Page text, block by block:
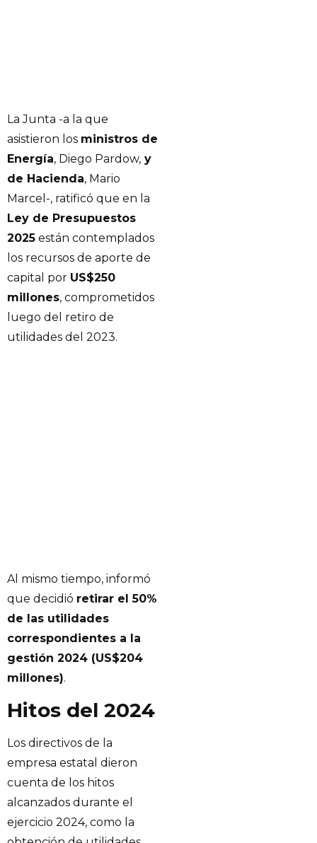
La Junta -a la que
asistieron los ministros de
Energía, Diego Pardow, y
de Hacienda, Mario
Marcel-, ratificó que en la
Ley de Presupuestos
2025 están contemplados
los recursos de aporte de
capital por US$250
millones, comprometidos
luego del retiro de
utilidades del 2023.
Al mismo tiempo, informó
que decidió retirar el 50%
de las utilidades
correspondientes a la
gestión 2024 (US$204
millones).
Hitos del 2024
Los directivos de la
empresa estatal dieron
cuenta de los hitos
alcanzados durante el
ejercicio 2024, como la